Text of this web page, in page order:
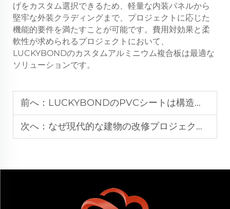
げをカスタム選択できるため、軽量な内装パネルから
堅牢な外装クラディングまで、プロジェクトに応じた
機能的要件を満たすことが可能です。費用対効果と柔
軟性が求められるプロジェクトにおいて、
LUCKYBONDのカスタムアルミニウム複合板は最適な
ソリューションです。
前へ： LUCKYBONDのPVCシートは構造用途に十分な高密度で強度がありますか？
次へ： なぜ現代的な建物の改修プロジェクトではLUCKYBOND ACMを選ぶのか？